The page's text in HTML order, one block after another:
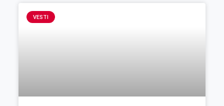
VESTI